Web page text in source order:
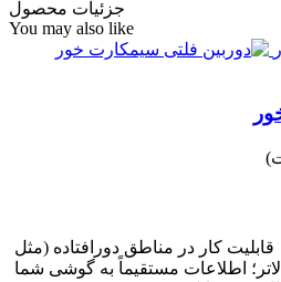
جزئیات محصول
You may also like
کار در مناطق دورافتاده (مثل
اطلاعات مستقیماً به گوشی شما